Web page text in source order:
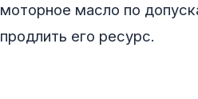
моторное масло по
продлить его ресурс.